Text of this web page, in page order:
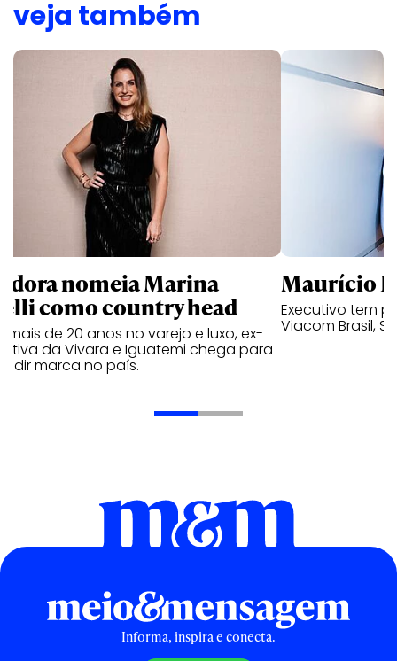
veja também
nomeia Marina
como country head
mais de 20 anos no varejo e luxo, ex-
da Vivara e Iguatemi chega para
marca no país.
Maurício
Executivo tem
Viacom Brasil,
Informa, inspira e conecta.